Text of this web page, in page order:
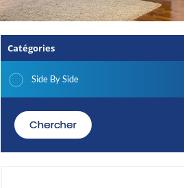
Catégories
Side By Side
Chercher